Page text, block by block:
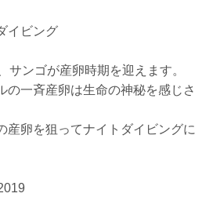
イビング
サンゴが産卵時期を迎えます。
の一斉産卵は生命の神秘を感じさ
産卵を狙ってナイトダイビングに